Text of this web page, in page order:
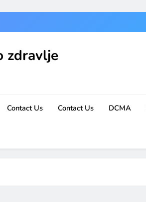
zdravlje
Contact Us Contact Us DCMA